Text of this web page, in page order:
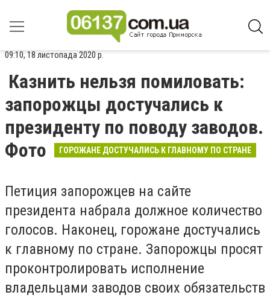
09:10, 18 листопада 2020 р.
Казнить нельзя помиловать:
запорожцы достучались к
президенту по поводу заводов.
Фото
ГОРОЖАНЕ ДОСТУЧАЛИСЬ К ГЛАВНОМУ ПО СТРАНЕ
Петиция запорожцев на сайте
президента набрала должное количество
голосов. Наконец, горожане достучались
к главному по стране. Запорожцы просят
проконтролировать исполнение
владельцами заводов своих обязательств